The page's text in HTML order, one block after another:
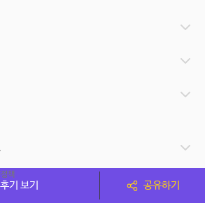
기 보기 공유하기
책
개자이며 통신판매의 당사자가 아닙니다. 따라서 스페이스클